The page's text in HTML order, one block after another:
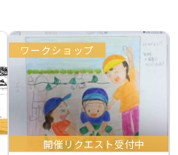
ワークショップ
開催リクエスト受付中